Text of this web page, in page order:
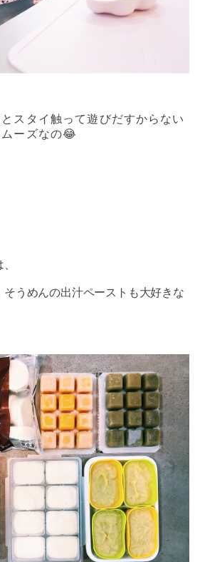
スタイ触って遊びだすからない
ーズなの😂
そうめんの出汁ペーストも大好きな